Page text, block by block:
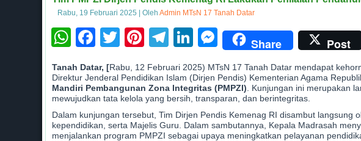
Rabu, 19 Februari 2025 Oleh Admin MTsN 17 Tanah Datar
WhatsApp
Facebook
Twitter
Pinterest
Telegram
LinkedIn
Messenger
Share Post
Tanah Datar, [Rabu, 12 Februari 2025) MTsN 17 Tanah Datar mendapat
Direktur Jenderal Pendidikan Islam (Dirjen Pendis) Kementerian Agama
Mandiri Pembangunan Zona Integritas (PMPZI) . Kunjungan ini merupakan
mewujudkan tata kelola yang bersih, transparan, dan berintegritas.
Dalam kunjungan tersebut, Tim Dirjen Pendis Kemenag RI disambut langsung
kependidikan, serta Majelis Guru. Dalam sambutannya, Kepala Madrasah
menjalankan program PMPZI sebagai upaya meningkatkan pelayanan